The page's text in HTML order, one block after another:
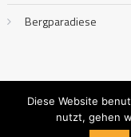
Bergparadiese
Outdoor mit
Diese Website
nutzt, gehen